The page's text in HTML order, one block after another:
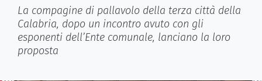
La compagine di pallavolo della terza città della
Calabria, dopo un incontro avuto con gli
esponenti dell’Ente comunale, lanciano la loro
proposta